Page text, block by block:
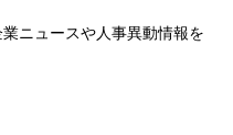
ニュースや人事異動情報を